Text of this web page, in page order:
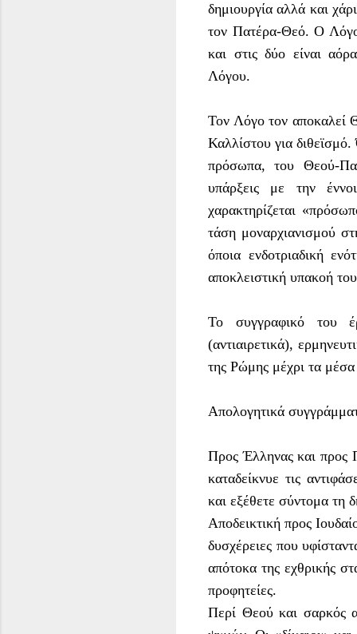
δημιουργία αλλά και
τον Πατέρα-Θεό. Ο
και στις δύο είναι
Λόγου.
Τον Λόγο τον αποκαλεί
Καλλίστου για
πρόσωπα, του Θεού-
υπάρξεις με την
χαρακτηρίζεται
τάση μοναρχιανισμού
όποια ενδοτριαδική
αποκλειστική υπακοή
Το συγγραφικό του
(αντιαιρετικά),
της Ρώμης μέχρι τα
Απολογητικά
Προς Έλληνας και προς
καταδείκνυε τις
και εξέθετε σύντομα τη
Αποδεικτική προς
δυσχέρειες που
απότοκα της εχθρικής
προφητείες.
Περί Θεού και σαρκός